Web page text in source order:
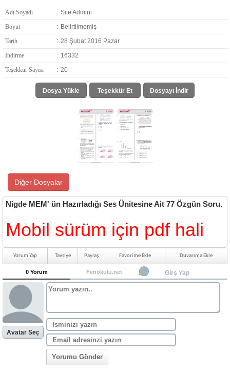
Adı Soyadı : Site Admini
Boyut
: Belirtilmemiş
Tarih
: 28 Şubat 2016 Pazar
İndirme
: 16332
Teşekkür Sayısı
: 20
Dosya Yükle Teşekkür Et Dosyayı İndir
Diğer Dosyalar
Nigde MEM' ün Hazırladığı Ses Ünitesine Ait 77 Özgün Soru.
Mobil sürüm için pdf hali
Yorum Yap Tavsiye Paylaş Favorime Ekle Duvarıma Ekle
0 Yorum Fenokulu.net Girş Yap
Avatar Seç
Yorumu Gönder